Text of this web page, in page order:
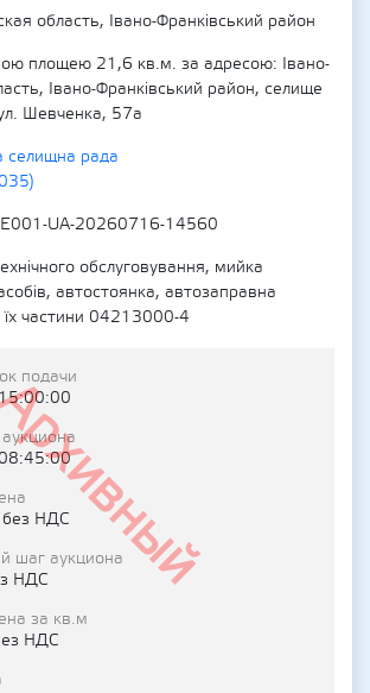
область, Івано-Франківський район
площею 21,6 кв.м. за адресою: Івано-
Івано-Франківський район, селище
Шевченка, 57а
селищна рада
UA-20260716-14560
обслуговування, мийка
автостоянка, автозаправна
їх частини 04213000-4
подачи
08:45:00
без НДС
шаг аукциона
НДС
за кв.м
НДС